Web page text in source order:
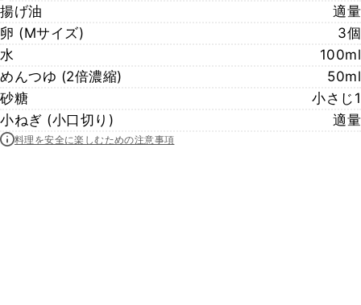
揚げ油
適量
卵 (Ⅿサイズ)
3個
水
100ml
めんつゆ (2倍濃縮)
50ml
砂糖
小さじ1
小ねぎ (小口切り)
適量
料理を安全に楽しむための注意事項